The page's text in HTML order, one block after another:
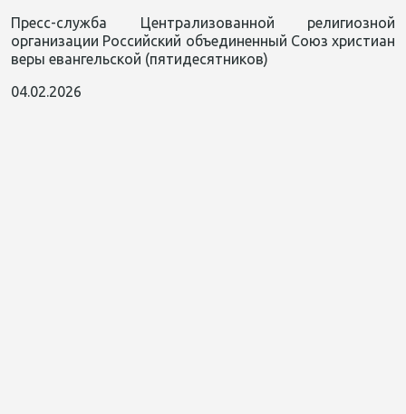
Пресс-служба Централизованной религиозной
организации Российский объединенный Союз христиан
веры евангельской (пятидесятников)
04.02.2026